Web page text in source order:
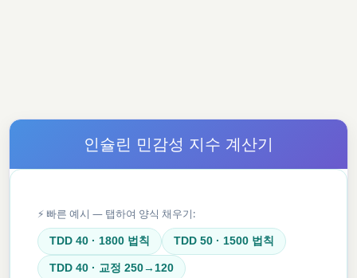
인슐린 민감성 지수 계산기
⚡ 빠른 예시 — 탭하여 양식 채우기:
TDD 40 · 1800 법칙 TDD 50 · 1500 법칙
TDD 40 · 교정 250→120